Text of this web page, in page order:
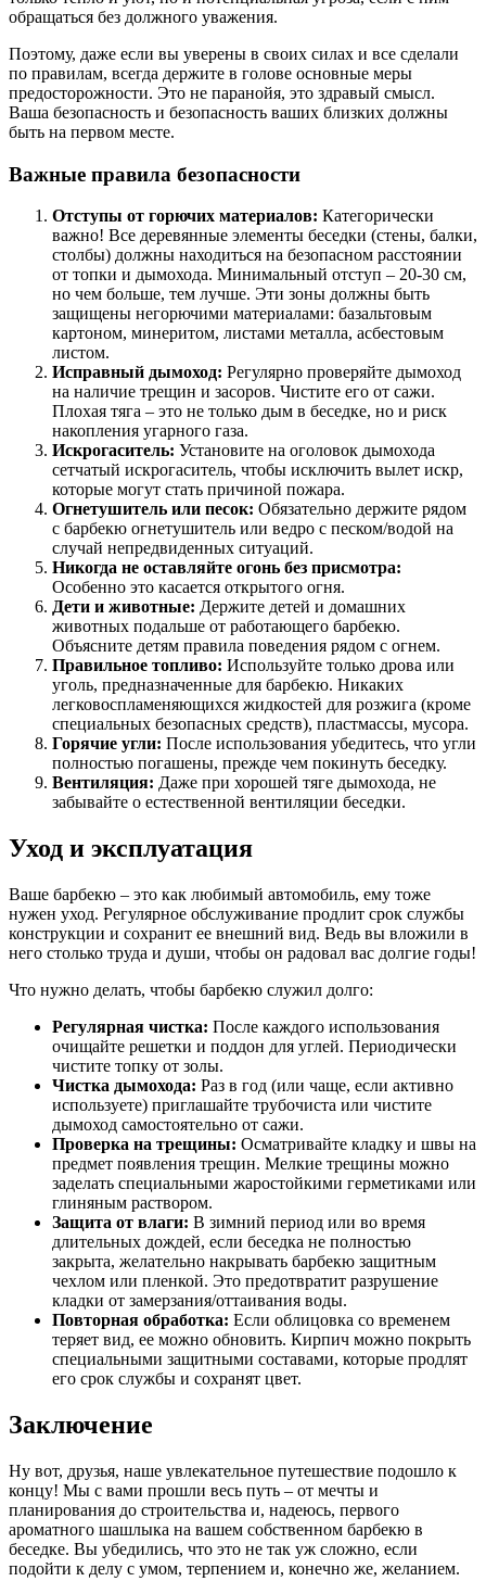
обращаться без должного уважения.
Поэтому, даже если вы уверены в своих силах и все сделали
по правилам, всегда держите в голове основные меры
предосторожности. Это не паранойя, это здравый смысл.
Ваша безопасность и безопасность ваших близких должны
быть на первом месте.
Важные правила безопасности
Отступы от горючих материалов: Категорически
важно! Все деревянные элементы беседки (стены, балки,
столбы) должны находиться на безопасном расстоянии
от топки и дымохода. Минимальный отступ – 20-30 см,
но чем больше, тем лучше. Эти зоны должны быть
защищены негорючими материалами: базальтовым
картоном, минеритом, листами металла, асбестовым
листом.
Исправный дымоход: Регулярно проверяйте дымоход
на наличие трещин и засоров. Чистите его от сажи.
Плохая тяга – это не только дым в беседке, но и риск
накопления угарного газа.
Искрогаситель: Установите на оголовок дымохода
сетчатый искрогаситель, чтобы исключить вылет искр,
которые могут стать причиной пожара.
Огнетушитель или песок: Обязательно держите рядом
с барбекю огнетушитель или ведро с песком/водой на
случай непредвиденных ситуаций.
Никогда не оставляйте огонь без присмотра:
Особенно это касается открытого огня.
Дети и животные: Держите детей и домашних
животных подальше от работающего барбекю.
Объясните детям правила поведения рядом с огнем.
Правильное топливо: Используйте только дрова или
уголь, предназначенные для барбекю. Никаких
легковоспламеняющихся жидкостей для розжига (кроме
специальных безопасных средств), пластмассы, мусора.
Горячие угли: После использования убедитесь, что угли
полностью погашены, прежде чем покинуть беседку.
Вентиляция: Даже при хорошей тяге дымохода, не
забывайте о естественной вентиляции беседки.
Уход и эксплуатация
Ваше барбекю – это как любимый автомобиль, ему тоже
нужен уход. Регулярное обслуживание продлит срок службы
конструкции и сохранит ее внешний вид. Ведь вы вложили в
него столько труда и души, чтобы он радовал вас долгие годы!
Что нужно делать, чтобы барбекю служил долго:
Регулярная чистка: После каждого использования
очищайте решетки и поддон для углей. Периодически
чистите топку от золы.
Чистка дымохода: Раз в год (или чаще, если активно
используете) приглашайте трубочиста или чистите
дымоход самостоятельно от сажи.
Проверка на трещины: Осматривайте кладку и швы на
предмет появления трещин. Мелкие трещины можно
заделать специальными жаростойкими герметиками или
глиняным раствором.
Защита от влаги: В зимний период или во время
длительных дождей, если беседка не полностью
закрыта, желательно накрывать барбекю защитным
чехлом или пленкой. Это предотвратит разрушение
кладки от замерзания/оттаивания воды.
Повторная обработка: Если облицовка со временем
теряет вид, ее можно обновить. Кирпич можно покрыть
специальными защитными составами, которые продлят
его срок службы и сохранят цвет.
Заключение
Ну вот, друзья, наше увлекательное путешествие подошло к
концу! Мы с вами прошли весь путь – от мечты и
планирования до строительства и, надеюсь, первого
ароматного шашлыка на вашем собственном барбекю в
беседке. Вы убедились, что это не так уж сложно, если
подойти к делу с умом, терпением и, конечно же, желанием.